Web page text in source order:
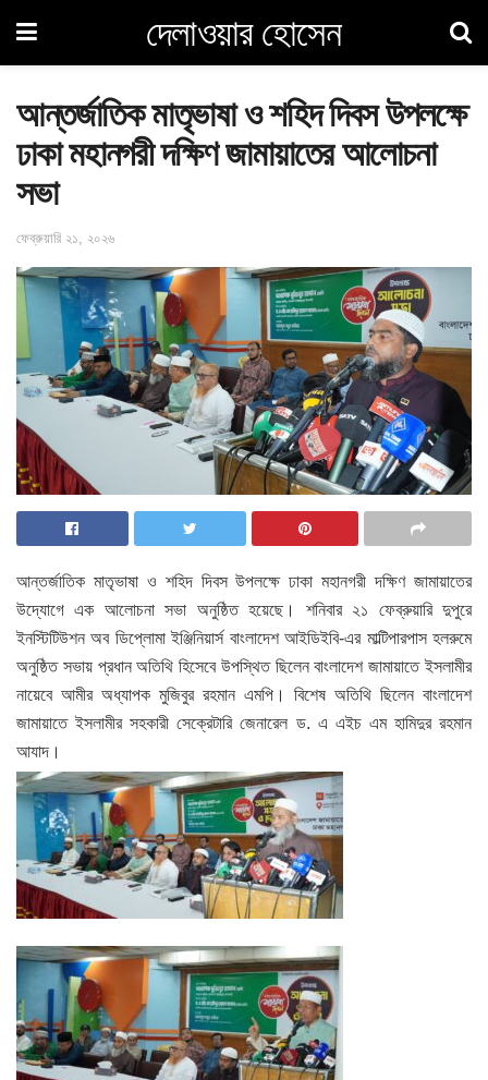
দেলাওয়ার হোসেন
আন্তর্জাতিক মাতৃভাষা ও শহিদ দিবস উপলক্ষে
ঢাকা মহানগরী দক্ষিণ জামায়াতের আলোচনা
সভা
ফেব্রুয়ারি ২১, ২০২৬
আন্তর্জাতিক মাতৃভাষা ও শহিদ দিবস উপলক্ষে ঢাকা মহানগরী দক্ষিণ জামায়াতের
উদ্যোগে এক আলোচনা সভা অনুষ্ঠিত হয়েছে। শনিবার ২১ ফেব্রুয়ারি দুপুরে
ইনস্টিটিউশন অব ডিপ্লোমা ইঞ্জিনিয়ার্স বাংলাদেশ আইডিইবি-এর মাল্টিপারপাস হলরুমে
অনুষ্ঠিত সভায় প্রধান অতিথি হিসেবে উপস্থিত ছিলেন বাংলাদেশ জামায়াতে ইসলামীর
নায়েবে আমীর অধ্যাপক মুজিবুর রহমান এমপি। বিশেষ অতিথি ছিলেন বাংলাদেশ
জামায়াতে ইসলামীর সহকারী সেক্রেটারি জেনারেল ড. এ এইচ এম হামিদুর রহমান
আযাদ।